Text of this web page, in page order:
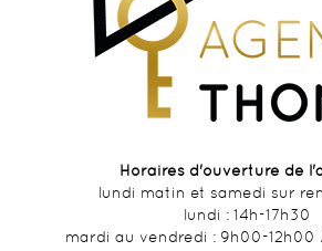
Horaires d'ouverture de
lundi matin et samedi sur
lundi : 14h-17h30
mardi au vendredi : 9h00-12h00